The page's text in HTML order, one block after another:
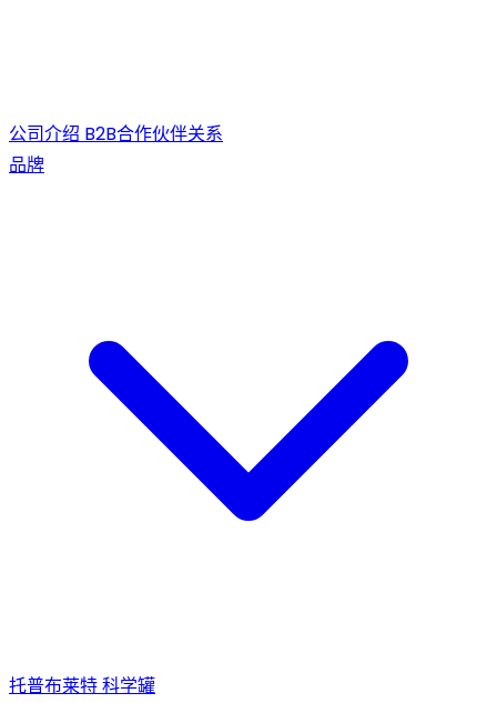
公司介绍 B2B合作伙伴关系
品牌
托普布莱特科学罐